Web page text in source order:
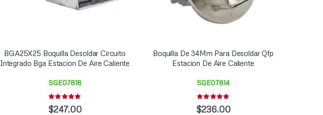
BGA25X25 Boquilla Desoldar Circuito
Integrado Bga Estacion De Aire Caliente
SGE07818
Rating:
0%
$247.00
Boquilla De 34Mm Para Desoldar Qfp
Estacion De Aire Caliente
SGE07814
Rating:
0%
$236.00